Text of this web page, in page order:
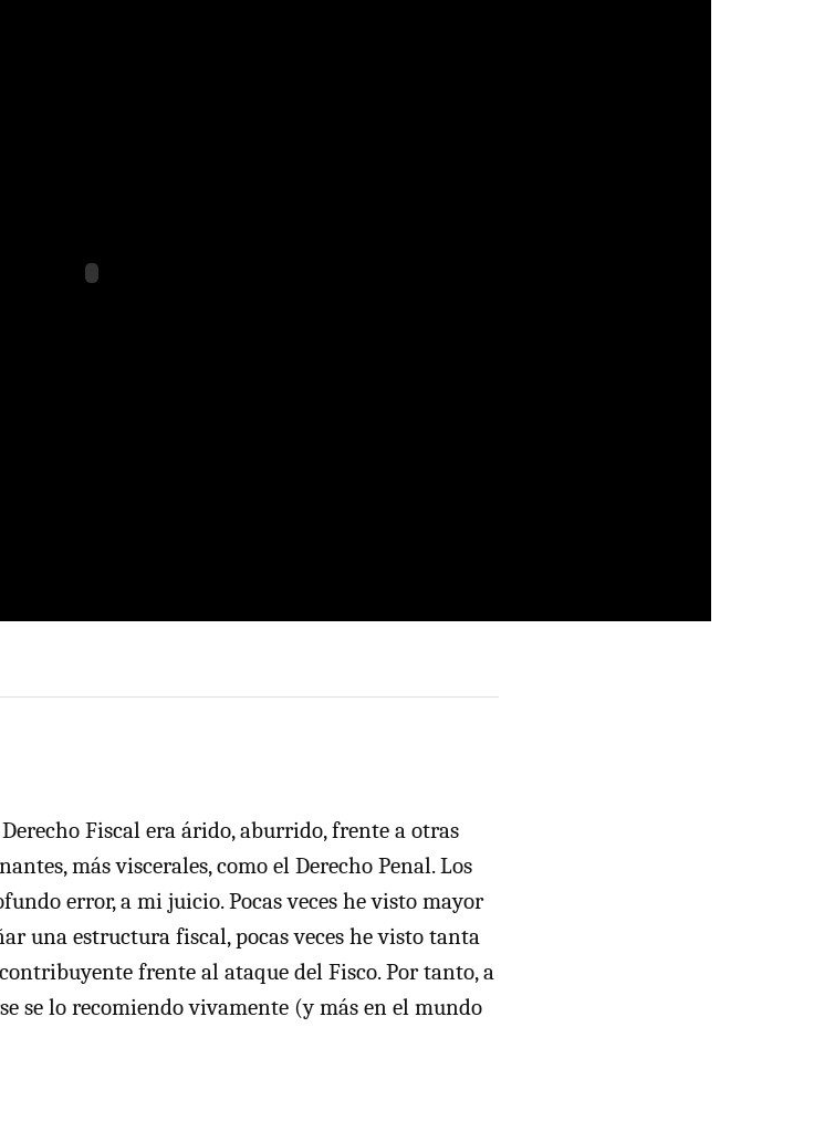
Fiscal era árido, aburrido, frente a otras
más viscerales, como el Derecho Penal. Los
error, a mi juicio. Pocas veces he visto mayor
una estructura fiscal, pocas veces he visto tanta
frente al ataque del Fisco. Por tanto, a
se lo recomiendo vivamente (y más en el mundo